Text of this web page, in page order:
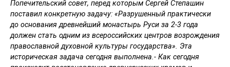
Попечительский совет, перед которым Сергей Степашин
поставил конкретную задачу: «Разрушенный практически
до основания древнейший монастырь Руси за 2-3 года
должен стать одним из всероссийских центров возрождения
православной духовной культуры государства». Эта
историческая задача сегодня выполнена.- Как сегодня